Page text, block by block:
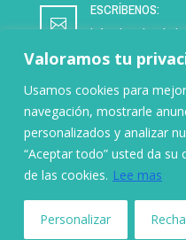
Valoramos tu
Usamos cookies para
navegación, mostrarle
personalizados y analizar
“Aceptar todo” usted da
de las cookies. Lee mas
Personalizar

ESCRÍBENOS:
AVISO LEGAL |POLÍTICA DE
© Copyright Impulsa